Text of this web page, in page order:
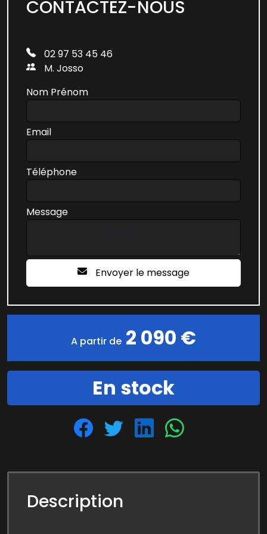
CONTACTEZ-NOUS
02 97 53 45 46
M. Josso
Nom Prénom
Email
Téléphone
Message
Envoyer le message
A partir de 2 090 €
En stock
Description